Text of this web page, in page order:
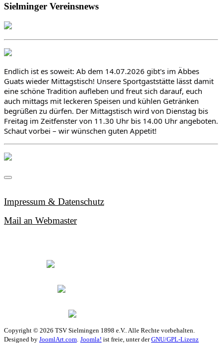
Sielminger Vereinsnews
Endlich ist es soweit: Ab dem 14.07.2026 gibt's im Äbbes
Guats wieder Mittagstisch! Unsere Sportgaststätte lässt damit
eine schöne Tradition aufleben und freut sich darauf, euch
auch mittags mit leckeren Speisen und kühlen Getränken
begrüßen zu dürfen. Der Mittagstisch wird von Dienstag bis
Freitag im Zeitfenster von 11.30 Uhr bis 14.00 Uhr angeboten.
Schaut vorbei – wir wünschen guten Appetit!
Impressum & Datenschutz
Mail an Webmaster
Copyright © 2026 TSV Sielmingen 1898 e.V.. Alle Rechte vorbehalten.
Designed by JoomlArt.com Joomla! ist freie, unter derGNU/GPL-Lizenz